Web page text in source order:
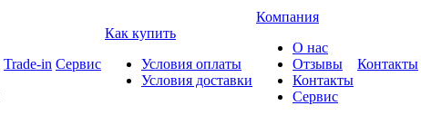
Trade-in Сервис
Как купить
Условия оплаты
Условия доставки
Компания
О нас
Отзывы
Контакты
Сервис
Контакты